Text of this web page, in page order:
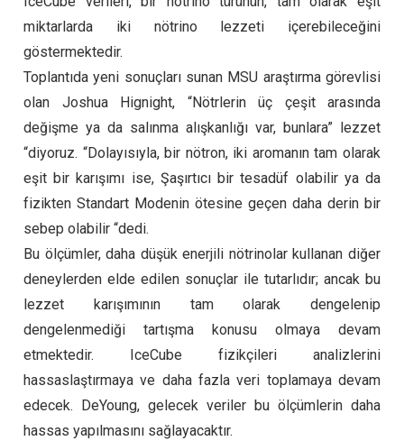
miktarlarda iki nötrino lezzeti içerebileceğini
göstermektedir.
Toplantıda yeni sonuçları sunan MSU araştırma görevlisi
olan Joshua Hignight, “Nötrlerin üç çeşit arasında
değişme ya da salınma alışkanlığı var, bunlara” lezzet
“diyoruz. “Dolayısıyla, bir nötron, iki aromanın tam olarak
eşit bir karışımı ise, Şaşırtıcı bir tesadüf olabilir ya da
fizikten Standart Modenin ötesine geçen daha derin bir
sebep olabilir “dedi.
Bu ölçümler, daha düşük enerjili nötrinolar kullanan diğer
deneylerden elde edilen sonuçlar ile tutarlıdır; ancak bu
lezzet karışımının tam olarak dengelenip
dengelenmediği tartışma konusu olmaya devam
etmektedir. IceCube fizikçileri analizlerini
hassaslaştırmaya ve daha fazla veri toplamaya devam
edecek. DeYoung, gelecek veriler bu ölçümlerin daha
hassas yapılmasını sağlayacaktır.